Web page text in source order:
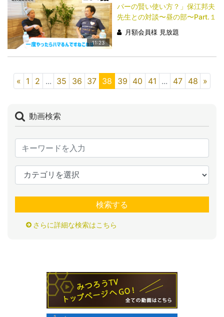
11:23
パーの賢い使い方？」保江邦夫
先生との対談〜昼の部〜Part.１
月額会員様 見放題
« 1 2 ... 35 36 37 38 39 40 41 ... 47 48 »
動画検索
検索する
さらに詳細な検索はこちら